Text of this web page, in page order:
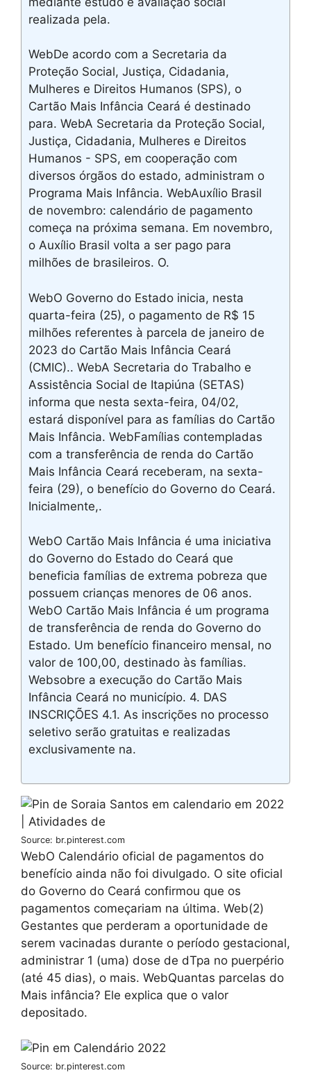
realizada pela.
WebDe acordo com a Secretaria da
Proteção Social, Justiça, Cidadania,
Mulheres e Direitos Humanos (SPS), o
Cartão Mais Infância Ceará é destinado
para. WebA Secretaria da Proteção Social,
Justiça, Cidadania, Mulheres e Direitos
Humanos - SPS, em cooperação com
diversos órgãos do estado, administram o
Programa Mais Infância. WebAuxílio Brasil
de novembro: calendário de pagamento
começa na próxima semana. Em novembro,
o Auxílio Brasil volta a ser pago para
milhões de brasileiros. O.
WebO Governo do Estado inicia, nesta
quarta-feira (25), o pagamento de R$ 15
milhões referentes à parcela de janeiro de
2023 do Cartão Mais Infância Ceará
(CMIC).. WebA Secretaria do Trabalho e
Assistência Social de Itapiúna (SETAS)
informa que nesta sexta-feira, 04/02,
estará disponível para as famílias do Cartão
Mais Infância. WebFamílias contempladas
com a transferência de renda do Cartão
Mais Infância Ceará receberam, na sexta-
feira (29), o benefício do Governo do Ceará.
Inicialmente,.
WebO Cartão Mais Infância é uma iniciativa
do Governo do Estado do Ceará que
beneficia famílias de extrema pobreza que
possuem crianças menores de 06 anos.
WebO Cartão Mais Infância é um programa
de transferência de renda do Governo do
Estado. Um benefício financeiro mensal, no
valor de 100,00, destinado às famílias.
Websobre a execução do Cartão Mais
Infância Ceará no município. 4. DAS
INSCRIÇÕES 4.1. As inscrições no processo
seletivo serão gratuitas e realizadas
exclusivamente na.
Source: br.pinterest.com
WebO Calendário oficial de pagamentos do
benefício ainda não foi divulgado. O site oficial
do Governo do Ceará confirmou que os
pagamentos começariam na última. Web(2)
Gestantes que perderam a oportunidade de
serem vacinadas durante o período gestacional,
administrar 1 (uma) dose de dTpa no puerpério
(até 45 dias), o mais. WebQuantas parcelas do
Mais infância? Ele explica que o valor
depositado.
Source: br.pinterest.com